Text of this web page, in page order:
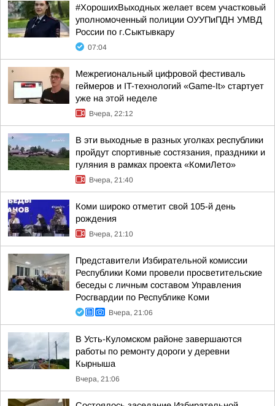
#ХорошихВыходных желает всем участковый
уполномоченный полиции ОУУПиПДН УМВД
России по г.Сыктывкару
07:04
Межрегиональный цифровой фестиваль
геймеров и IT-технологий «Game-It» стартует
уже на этой неделе
Вчера, 22:12
В эти выходные в разных уголках республики
пройдут спортивные состязания, праздники и
гуляния в рамках проекта «КомиЛето»
Вчера, 21:40
Коми широко отметит свой 105-й день
рождения
Вчера, 21:10
Представители Избирательной комиссии
Республики Коми провели просветительские
беседы с личным составом Управления
Росгвардии по Республике Коми
Вчера, 21:06
В Усть-Куломском районе завершаются
работы по ремонту дороги у деревни
Кырныша
Вчера, 21:06